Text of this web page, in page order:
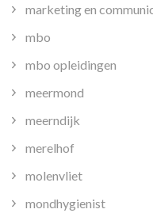
marketing en
mbo
mbo opleidingen
meermond
meerndijk
merelhof
molenvliet
mondhygienist